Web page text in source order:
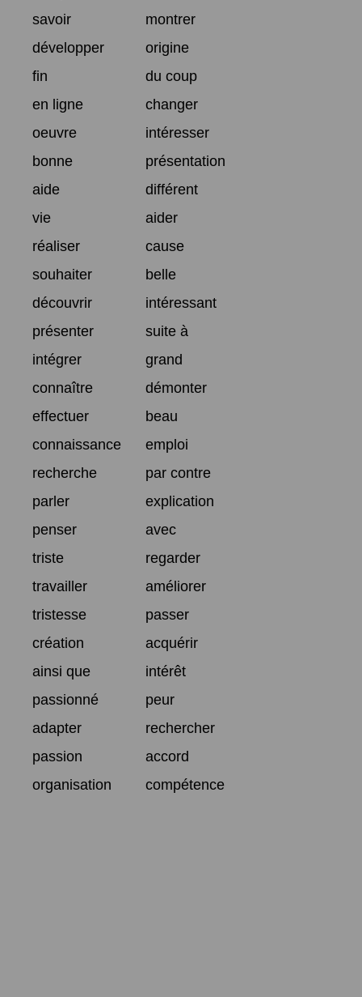
savoir
montrer
développer
origine
fin
du coup
en ligne
changer
oeuvre
intéresser
bonne
présentation
aide
différent
vie
aider
réaliser
cause
souhaiter
belle
découvrir
intéressant
présenter
suite à
intégrer
grand
connaître
démonter
effectuer
beau
connaissance
emploi
recherche
par contre
parler
explication
penser
avec
triste
regarder
travailler
améliorer
tristesse
passer
création
acquérir
ainsi que
intérêt
passionné
peur
adapter
rechercher
passion
accord
organisation
compétence